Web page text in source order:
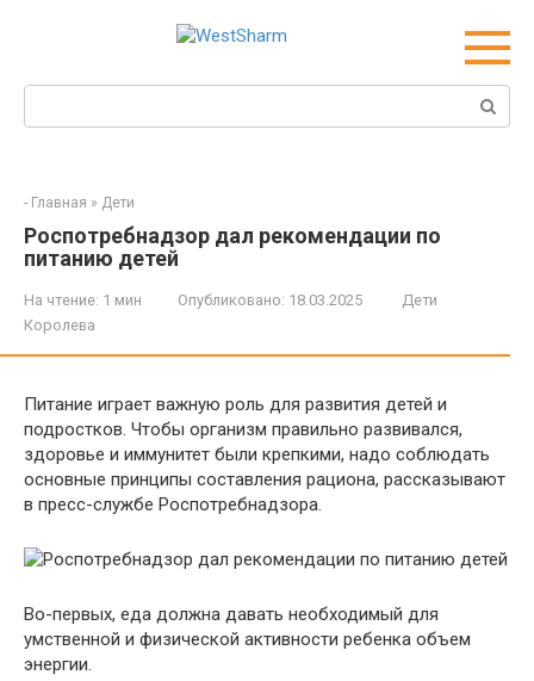
- Главная » Дети
Роспотребнадзор дал рекомендации по
питанию детей
На чтение: 1 мин Опубликовано: 18.03.2025
Дети
Королева
Питание играет важную роль для развития детей и
подростков. Чтобы организм правильно развивался,
здоровье и иммунитет были крепкими, надо соблюдать
основные принципы составления рациона, рассказывают
в пресс-службе Роспотребнадзора.
Во-первых, еда должна давать необходимый для
умственной и физической активности ребенка объем
энергии.